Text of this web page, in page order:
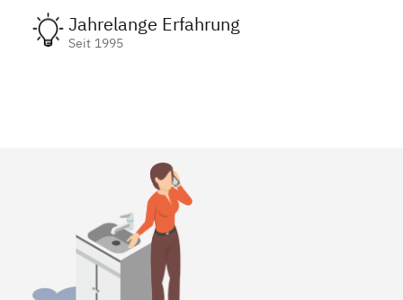
Jahrelange Erfahrung
Seit 1995